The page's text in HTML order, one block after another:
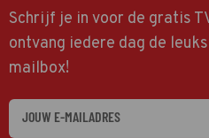
Schrijf je in voor de gratis
ontvang iedere dag de
mailbox!